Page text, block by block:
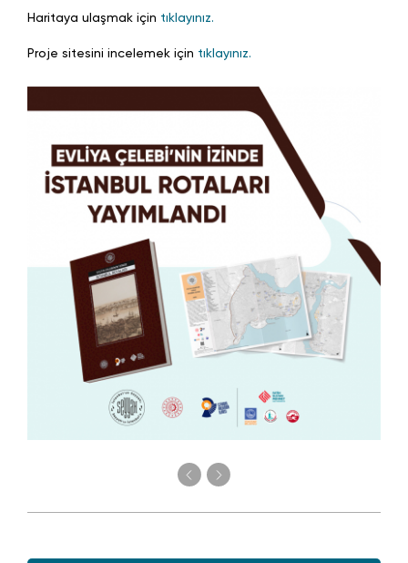
Haritaya ulaşmak için tıklayınız.
Proje sitesini incelemek için tıklayınız.